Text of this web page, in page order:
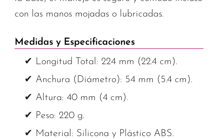
con las manos mojadas o lubricadas.
Medidas y Especificaciones
✔ Longitud Total: 224 mm (22.4 cm).
✔ Anchura (Diámetro): 54 mm (5.4 cm).
✔ Altura: 40 mm (4 cm).
✔ Peso: 220 g.
✔ Material: Silicona y Plástico ABS.